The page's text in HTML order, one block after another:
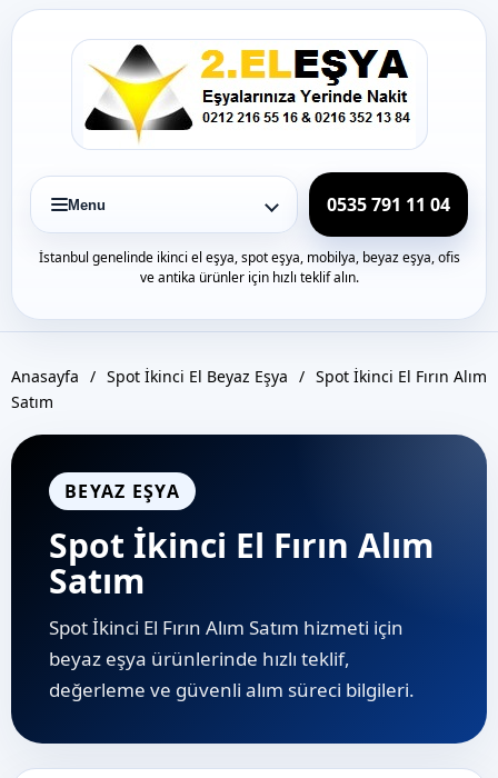
Icerige
Menu 0535 791 11 04
İstanbul genelinde ikinci el eşya, spot eşya, mobilya, beyaz eşya, ofis
ve antika ürünler için hızlı teklif alın.
Anasayfa / Spot İkinci El Beyaz Eşya / Spot İkinci El Fırın Alım
Satım
BEYAZ EŞYA
Spot İkinci El Fırın Alım
Satım
Spot İkinci El Fırın Alım Satım hizmeti için
beyaz eşya ürünlerinde hızlı teklif,
değerleme ve güvenli alım süreci bilgileri.